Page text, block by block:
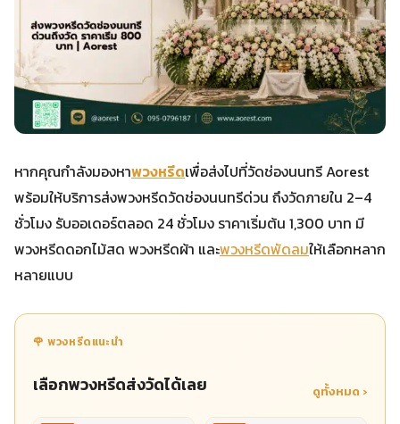
หากคุณกำลังมองหาพวงหรีดเพื่อส่งไปที่วัดช่องนนทรี Aorest
พร้อมให้บริการส่งพวงหรีดวัดช่องนนทรีด่วน ถึงวัดภายใน 2–4
ชั่วโมง รับออเดอร์ตลอด 24 ชั่วโมง ราคาเริ่มต้น 1,300 บาท มี
พวงหรีดดอกไม้สด พวงหรีดผ้า และพวงหรีดพัดลมให้เลือกหลาก
หลายแบบ
🌹 พวงหรีดแนะนำ
เลือกพวงหรีดส่งวัดได้เลย ดูทั้งหมด ›